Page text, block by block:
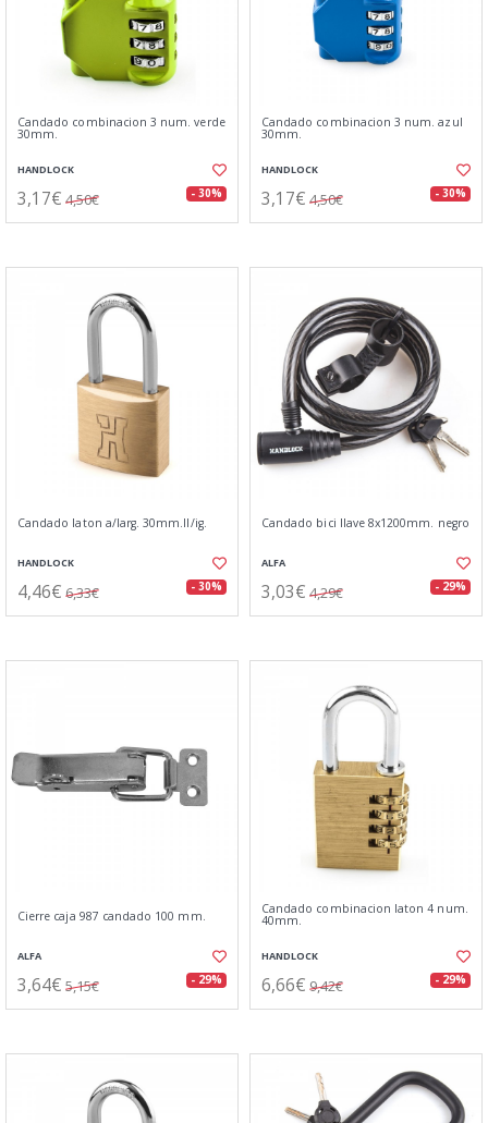
Candado combinacion 3 num. verde
30mm.
HANDLOCK
3,17€ 4,50€ - 30%
Candado combinacion 3 num. azul
30mm.
HANDLOCK
3,17€ 4,50€ - 30%
Candado laton a/larg. 30mm.ll/ig.
HANDLOCK
4,46€ 6,33€ - 30%
Candado bici llave 8x1200mm. negro
ALFA
3,03€ 4,29€ - 29%
Cierre caja 987 candado 100 mm.
ALFA
3,64€ 5,15€ - 29%
Candado combinacion laton 4 num.
40mm.
HANDLOCK
6,66€ 9,42€ - 29%